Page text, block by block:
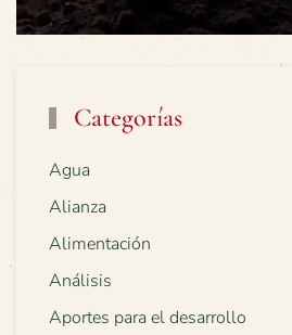
Categorías
Agua
Alianza
Alimentación
Análisis
Aportes para el desarrollo